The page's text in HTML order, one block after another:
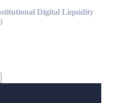
Digital Liquidity